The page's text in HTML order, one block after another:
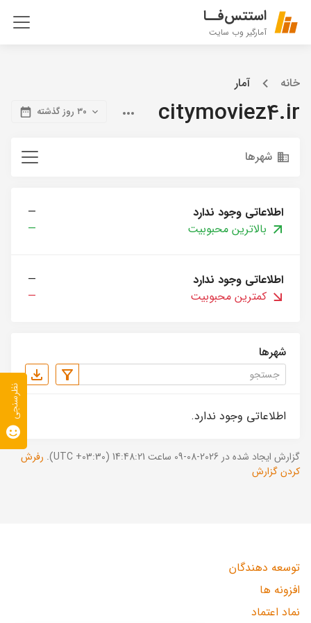
استتس‌فــا
آمارگیر وب سایت
خانه آمار
citymoviez4.ir ۳۰ روز گذشته
شهرها
اطلاعاتی وجود ندارد
—
بالاترین محبوبیت
—
اطلاعاتی وجود ندارد
—
کمترین محبوبیت
—
شهرها
اطلاعاتی وجود ندارد.
گزارش ایجاد شده در 2026-08-09 ساعت 14:48:21 (UTC +03:30).
رفرش
کردن گزارش
توسعه دهندگان
افزونه ها
نماد اعتماد
نظرسنجی